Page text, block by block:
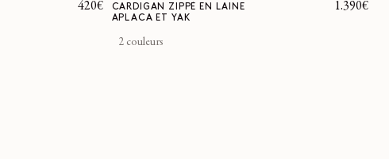
Prix
habituel
420€
CARDIGAN ZIPPÉ EN LAINE
APLACA ET YAK
Prix
1.390€
2 couleurs